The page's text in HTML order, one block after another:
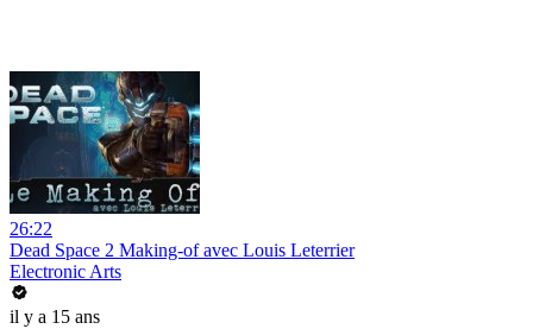
26:22
Dead Space 2 Making-of avec Louis Leterrier
Electronic Arts
il y a 15 ans